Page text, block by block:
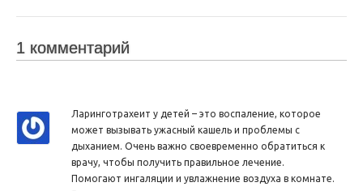
1 комментарий
Ларинготрахеит у детей – это воспаление, которое
может вызывать ужасный кашель и проблемы с
дыханием. Очень важно своевременно обратиться к
врачу, чтобы получить правильное лечение.
Помогают ингаляции и увлажнение воздуха в комнате.